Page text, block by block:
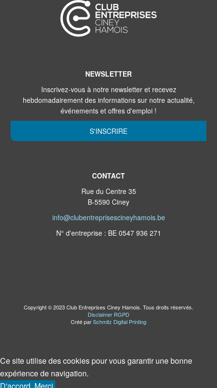
NEWSLETTER
Inscrivez-vous à notre newsletter et recevez
hebdomadairement des informations sur notre actualité,
événements et offres d'emploi !
S'INSCRIRE
CONTACT
Rue du Centre 35
B-5590 Ciney
info@clubentreprisescineyhamois.be
N° d'entreprise : BE 0547 936 271
Copyright © 2023 Club Entreprises Ciney Hamois. Tous droits réservés.
Disclaimer RGPD
Créé parSchmitz Digital Printing
Ce site utilise des cookies pour vous garantir une bonne
expérience de navigation.
D'accord. Merci.